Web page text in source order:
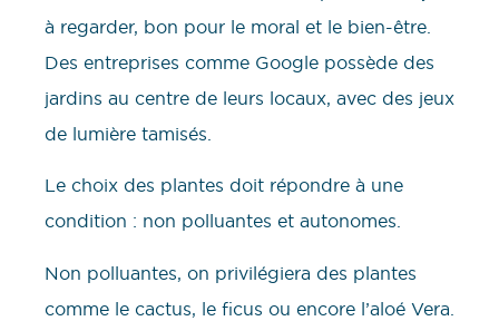
à regarder, bon pour le moral et le bien-être.
Des entreprises comme Google possède des
jardins au centre de leurs locaux, avec des jeux
de lumière tamisés.
Le choix des plantes doit répondre à une
condition : non polluantes et autonomes.
Non polluantes, on privilégiera des plantes
comme le cactus, le ficus ou encore l’aloé Vera.